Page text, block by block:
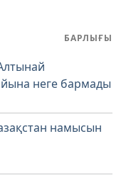
БАРЛЫҒЫ
неге бармады
намысын